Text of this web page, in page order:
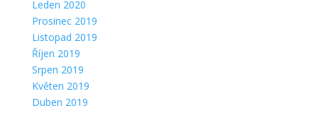
Leden 2020
Prosinec 2019
Listopad 2019
Říjen 2019
Srpen 2019
Květen 2019
Duben 2019